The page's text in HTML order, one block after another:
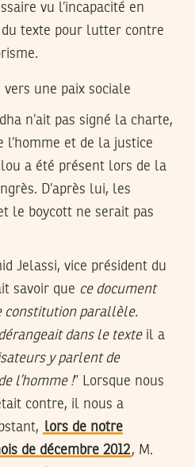
vu l’incapacité en
texte pour lutter contre
vers une paix sociale
n’ait pas signé la charte,
l’homme et de la justice
a été présent lors de la
D’après lui, les
le boycott ne serait pas
Jelassi, vice président du
savoir que ce document
constitution parallèle.
dans le texteil a
y parlent de
l’homme !” Lorsque nous
contre, il nous a
lors de notre
de décembre 2012, M.